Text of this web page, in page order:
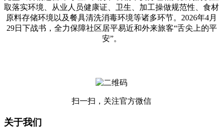
取落实环境、从业人员健康证、卫生、加工操做规范性、食材
原料存储环境以及餐具清洗消毒环境等诸多环节。2026年4月
29日下战书，全力保障社区居平易近和外来旅客“舌尖上的平
安”。
扫一扫，关注官方微信
关于我们